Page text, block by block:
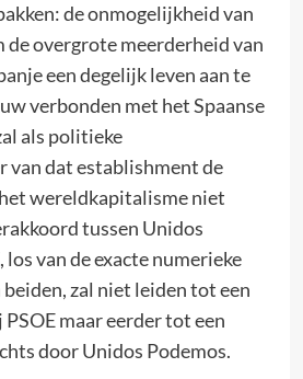
de onmogelijkheid van
de overgrote meerderheid van
een degelijk leven aan te
verbonden met het Spaanse
als politieke
van dat establishment de
wereldkapitalisme niet
tussen Unidos
los van de exacte numerieke
zal niet leiden tot een
maar eerder tot een
door Unidos Podemos.